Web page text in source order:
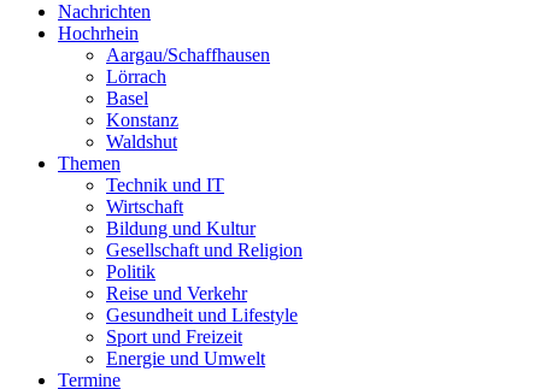
Nachrichten
Hochrhein
Aargau/Schaffhausen
Lörrach
Basel
Konstanz
Waldshut
Themen
Technik und IT
Wirtschaft
Bildung und Kultur
Gesellschaft und Religion
Politik
Reise und Verkehr
Gesundheit und Lifestyle
Sport und Freizeit
Energie und Umwelt
Termine